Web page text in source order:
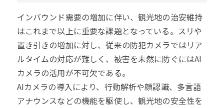
インバウンド需要の増加に伴い、観光地の治安維持
はこれまで以上に重要な課題となっている。スリや
置き引きの増加に対し、従来の防犯カメラではリア
ルタイムの対応が難しく、被害を未然に防ぐにはAI
カメラの活用が不可欠である。
AIカメラの導入により、行動解析や顔認識、多言語
アナウンスなどの機能を駆使し、観光地の安全性を